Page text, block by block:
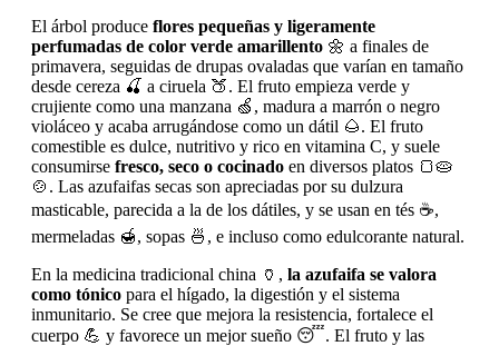
El árbol produce flores pequeñas y ligeramente
perfumadas de color verde amarillento 🌼 a finales de
primavera, seguidas de drupas ovaladas que varían en tamaño
desde cereza 🍒 a ciruela 🍑. El fruto empieza verde y
crujiente como una manzana 🍏, madura a marrón o negro
violáceo y acaba arrugándose como un dátil 🌰. El fruto
comestible es dulce, nutritivo y rico en vitamina C, y suele
consumirse fresco, seco o cocinado en diversos platos 🍞🥧
🍲. Las azufaifas secas son apreciadas por su dulzura
masticable, parecida a la de los dátiles, y se usan en tés ☕,
mermeladas 🍯, sopas 🍜, e incluso como edulcorante natural.
En la medicina tradicional china 🏺, la azufaifa se valora
como tónico para el hígado, la digestión y el sistema
inmunitario. Se cree que mejora la resistencia, fortalece el
cuerpo 💪 y favorece un mejor sueño 😴. El fruto y las